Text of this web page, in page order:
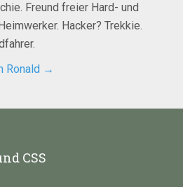
Freund freier Hard- und
Hacker? Trekkie.
Ronald →
CSS